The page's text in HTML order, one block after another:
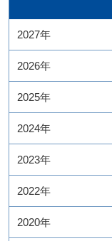
2027年
2026年
2025年
2024年
2023年
2022年
2020年